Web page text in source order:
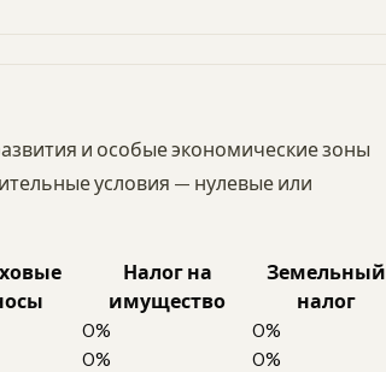
и особые экономические зоны
условия — нулевые или
Налог на
имущество
Земельный
налог
0%
0%
0%
0%